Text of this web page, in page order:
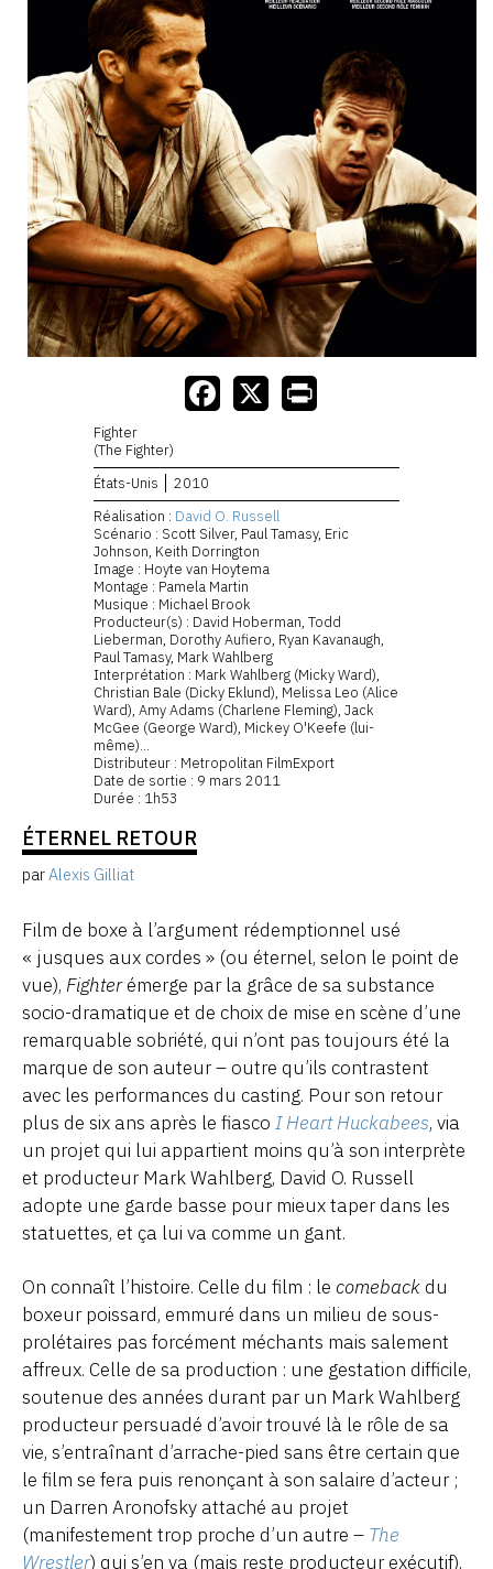
Fighter
(The Fighter)
États-Unis
2010
Réalisation : David O. Russell
Scénario : Scott Silver, Paul Tamasy, Eric
Johnson, Keith Dorrington
Image : Hoyte van Hoytema
Montage : Pamela Martin
Musique : Michael Brook
Producteur(s) : David Hoberman, Todd
Lieberman, Dorothy Aufiero, Ryan Kavanaugh,
Paul Tamasy, Mark Wahlberg
Interprétation : Mark Wahlberg (Micky Ward),
Christian Bale (Dicky Eklund), Melissa Leo (Alice
Ward), Amy Adams (Charlene Fleming), Jack
McGee (George Ward), Mickey O'Keefe (lui-
même)...
Distributeur : Metropolitan FilmExport
Date de sortie : 9 mars 2011
Durée : 1h53
ÉTERNEL RETOUR
parAlexis Gilliat
Film de boxe à l’argument rédemptionnel usé
« jusques aux cordes » (ou éternel, selon le point de
vue), Fighterémerge par la grâce de sa substance
socio-dramatique et de choix de mise en scène d’une
remarquable sobriété, qui n’ont pas toujours été la
marque de son auteur – outre qu’ils contrastent
avec les performances du casting. Pour son retour
plus de six ans après le fiasco I Heart Huckabees, via
un projet qui lui appartient moins qu’à son interprète
et producteur Mark Wahlberg, David O. Russell
adopte une garde basse pour mieux taper dans les
statuettes, et ça lui va comme un gant.
On connaît l’histoire. Celle du film : le comeback du
boxeur poissard, emmuré dans un milieu de sous-
prolétaires pas forcément méchants mais salement
affreux. Celle de sa production : une gestation difficile,
soutenue des années durant par un Mark Wahlberg
producteur persuadé d’avoir trouvé là le rôle de sa
vie, s’entraînant d’arrache-pied sans être certain que
le film se fera puis renonçant à son salaire d’acteur ;
un Darren Aronofsky attaché au projet
(manifestement trop proche d’un autre – The
Wrestler) qui s’en va (mais reste producteur exécutif),